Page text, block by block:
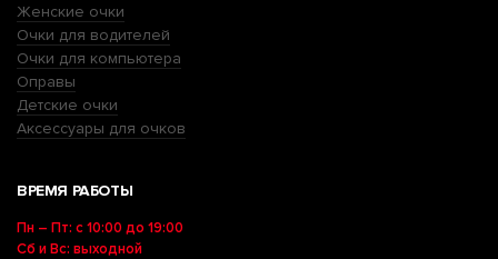
Женские очки
Очки для водителей
Очки для компьютера
Оправы
Детские очки
Аксессуары для очков
ВРЕМЯ РАБОТЫ
Пн – Пт: с 10:00 до 19:00
Сб и Вс: выходной